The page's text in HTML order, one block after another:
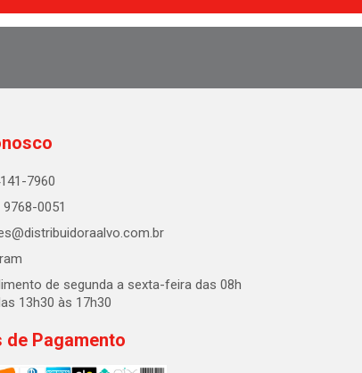
7960
0051
de segunda a sexta-feira das 08h
13h30 às 17h30
de Pagamento